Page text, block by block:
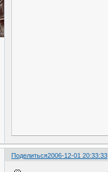
Поделиться2006-12-01 20:33:33